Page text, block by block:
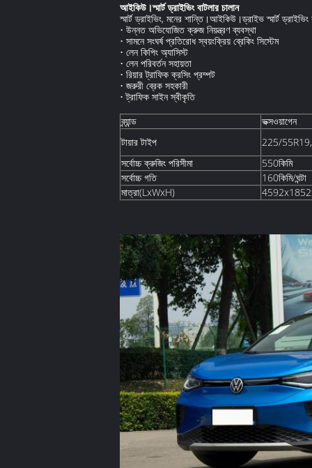
আইকিউ।স্মার্ট ড্রাইভিং বাটলার চালান
স্মার্ট ড্রাইভিং, মনের শান্তি।আইকিউ।ড্রাইভ স্মার্ট
• উন্নত অভিযোজিত ক্রুজ নিয়ন্ত্রণ ব্যবস্থা
• সামনে সংঘর্ষ প্রতিরোধ স্বয়ংক্রিয় ব্রেকিং সিস্টেম
• লেন কিপিং অ্যাসিস্ট
• লেন পরিবর্তন সহায়তা
• রিয়ার ট্রাফিক ক্রসিং প্রম্পট
• জরুরী ব্রেক সহকারী
• ট্রাফিক সাইন স্বীকৃতি
ব্র্যান্ড
ভক্সওয়াগেন
টায়ার টাইপ
225/
সর্বোচ্চ ক্রুজিং পরিসীমা
550কিমি
সর্বোচ্চ গতি
160কিমি/ঘন্টা
মাত্রা(LxWxH)